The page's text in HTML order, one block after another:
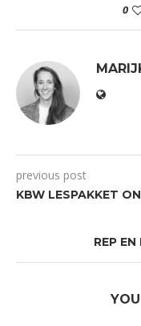
0
previous post
KBW LESPAKKET
REP